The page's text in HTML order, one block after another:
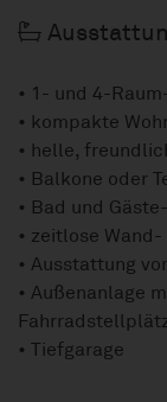
• 1- und 4-
• kompakte
• helle,
• Balkone oder
• Bad und
• zeitlose
• Ausstattung
• Außenanlage
• Tiefgarage